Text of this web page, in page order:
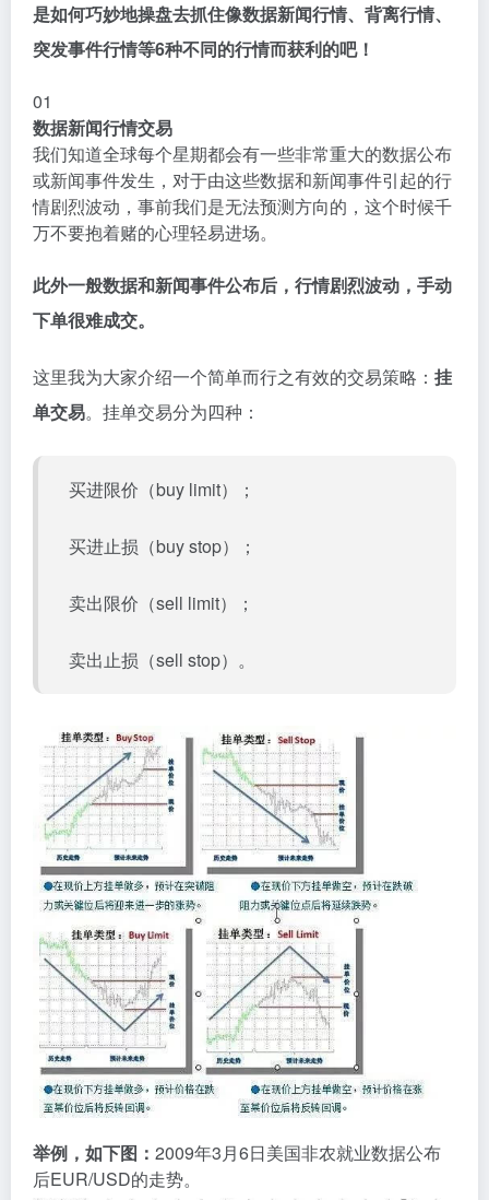
是如何巧妙地操盘去抓住像数据新闻行情、背离行情、
突发事件行情等6种不同的行情而获利的吧！
01
数据新闻行情交易
我们知道全球每个星期都会有一些非常重大的数据公布
或新闻事件发生，对于由这些数据和新闻事件引起的行
情剧烈波动，事前我们是无法预测方向的，这个时候千
万不要抱着赌的心理轻易进场。
此外一般数据和新闻事件公布后，行情剧烈波动，手动
下单很难成交。
这里我为大家介绍一个简单而行之有效的交易策略： 挂
单交易。挂单交易分为四种：
买进限价（buy limit）；
买进止损（buy stop）；
卖出限价（sell limit）；
卖出止损（sell stop）。
举例，如下图： 2009年3月6日美国非农就业数据公布
后EUR/USD的走势。